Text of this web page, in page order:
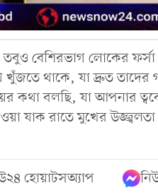
বেশিরভাগ লোকের
থাকে, যা দ্রুত তাদের
কথা বলছি, যা আপনার
যাক রাতে মুখের
হোয়াটসঅ্যাপ